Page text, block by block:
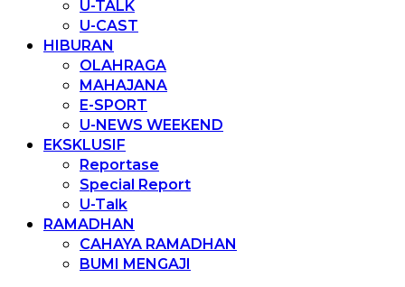
U-TALK
U-CAST
HIBURAN
OLAHRAGA
MAHAJANA
E-SPORT
U-NEWS WEEKEND
EKSKLUSIF
Reportase
Special Report
U-Talk
RAMADHAN
CAHAYA RAMADHAN
BUMI MENGAJI